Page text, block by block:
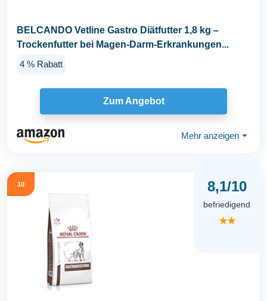
BELCANDO Vetline Gastro Diätfutter 1,8 kg –
Trockenfutter bei Magen-Darm-Erkrankungen...
4 % Rabatt
Zum Angebot
Mehr anzeigen ⏷
10 8,1/10
befriedigend
★★